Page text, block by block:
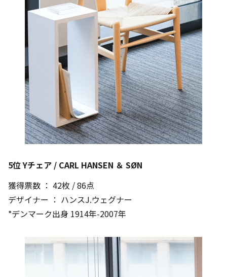
5位 Yチェア / CARL HANSEN ＆ SØN
獲得票数 ： 42枚 / 86点
デザイナー ： ハンスJ.ウェグナー
*デンマーク出身 1914年-2007年